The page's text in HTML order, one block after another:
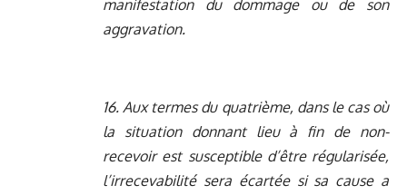
manifestation du dommage ou de son
aggravation.
16. Aux termes du quatrième, dans le cas où
la situation donnant lieu à fin de non-
recevoir est susceptible d’être régularisée,
l’irrecevabilité sera écartée si sa cause a